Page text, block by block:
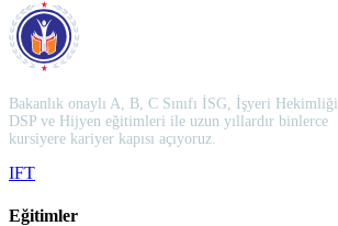
Bakanlık onaylı A, B, C Sınıfı İSG, İşyeri Hekimliği,
DSP ve Hijyen eğitimleri ile uzun yıllardır binlerce
kursiyere kariyer kapısı açıyoruz.
IFT
Eğitimler